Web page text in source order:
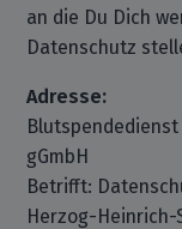
an die Du Dich
Datenschutz
Adresse:
gGmbH
Betrifft:
Herzog-Heinrich-